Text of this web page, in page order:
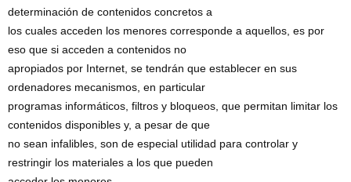
determinación de contenidos concretos a
los cuales acceden los menores corresponde a aquellos, es por
eso que si acceden a contenidos no
apropiados por Internet, se tendrán que establecer en sus
ordenadores mecanismos, en particular
programas informáticos, filtros y bloqueos, que permitan limitar los
contenidos disponibles y, a pesar de que
no sean infalibles, son de especial utilidad para controlar y
restringir los materiales a los que pueden